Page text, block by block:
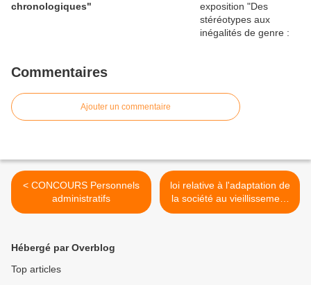
chronologiques"
Commentaires
Ajouter un commentaire
< CONCOURS Personnels
administratifs
loi relative à l'adaptation de
la société au vieillissement
>
Hébergé par Overblog
Top articles